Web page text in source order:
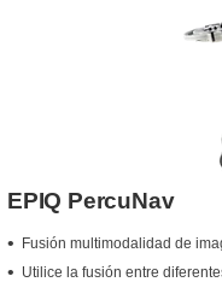
EPIQ PercuNav
Fusión multimodalidad de
Utilice la fusión entre